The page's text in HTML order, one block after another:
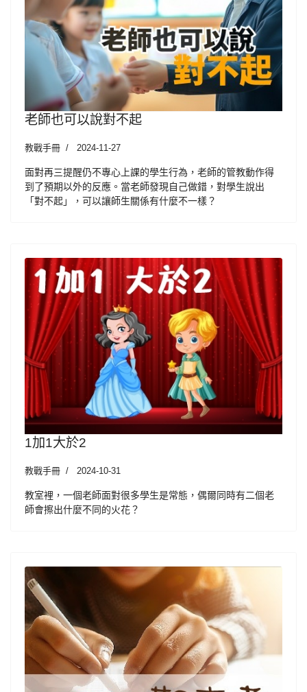
老師也可以說對不起
教戰手冊 2024-11-27
面對再三提醒仍不專心上課的學生行為，老師的管教動作得
到了預期以外的反應。當老師發現自己做錯，對學生說出
「對不起」，可以讓師生關係有什麼不一樣？
1加1大於2
教戰手冊 2024-10-31
教室裡，一個老師面對很多學生是常態，偶爾同時有二個老
師會擦出什麼不同的火花？